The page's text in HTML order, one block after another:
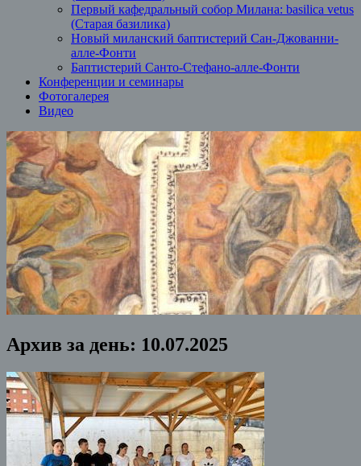
Первый кафедральный собор Милана: basilica vetus
(Старая базилика)
Новый миланский баптистерий Сан-Джованни-
алле-Фонти
Баптистерий Санто-Стефано-алле-Фонти
Конференции и семинары
Фотогалерея
Видео
Архив за день: 10.07.2025